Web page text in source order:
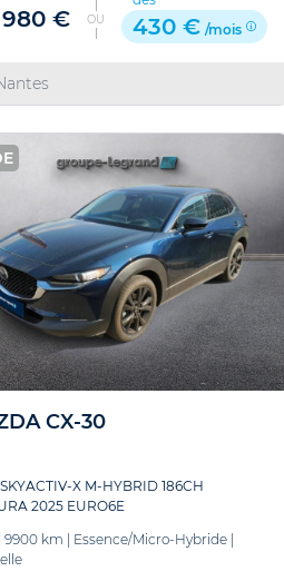
€ OU 430 € /mois
CX-30
X M-HYBRID 186CH
2025 EURO6E
9900 km Essence/Micro-Hybride